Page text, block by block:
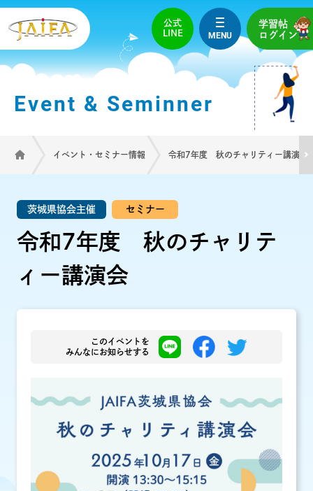
公式
LINE
MENU
学習帖
ログイン
Event & Seminner
イベント・セミナー情報 令和7年度 秋のチャリティー講演会
茨城県協会主催 セミナー
令和7年度 秋のチャリテ
ィー講演会
このイベントを
みんなにお知らせする